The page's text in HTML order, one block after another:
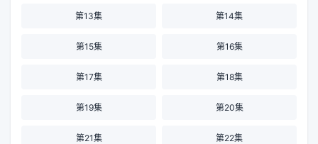
第13集 第14集
第15集 第16集
第17集 第18集
第19集 第20集
第21集 第22集